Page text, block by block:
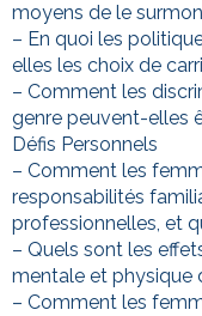
moyens de le
– En quoi les
elles les choix de
– Comment les
genre peuvent-elles
Défis Personnels
– Comment les
responsabilités
professionnelles, et
– Quels sont les
mentale et physique
– Comment les